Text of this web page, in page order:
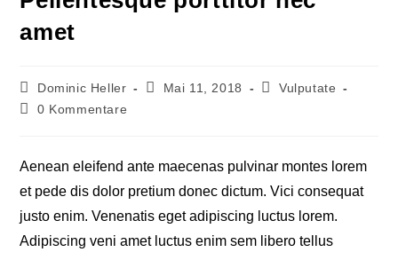
amet
Dominic Heller Mai 11, 2018
Vulputate
0 Kommentare
Aenean eleifend ante maecenas pulvinar montes lorem
et pede dis dolor pretium donec dictum. Vici consequat
justo enim. Venenatis eget adipiscing luctus lorem.
Adipiscing veni amet luctus enim sem libero tellus